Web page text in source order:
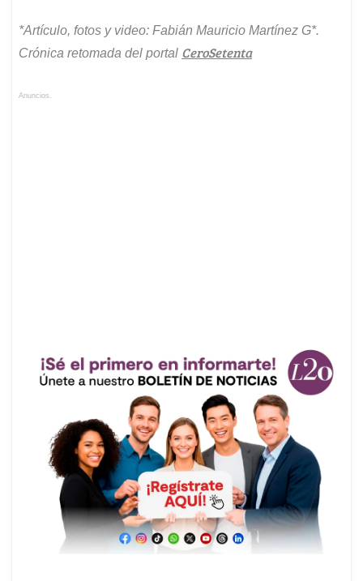
*Artículo, fotos y video: Fabián Mauricio Martínez G*.
Crónica retomada del portal CeroSetenta
Anuncios.